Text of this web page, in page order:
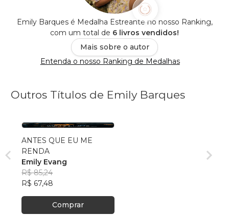
Emily Barques é Medalha Estreante no nosso Ranking,
com um total de 6 livros vendidos!
Mais sobre o autor
Entenda o nosso Ranking de Medalhas
Outros Títulos de Emily Barques
ANTES QUE EU ME
RENDA
Emily Evang
R$ 85,24
R$ 67,48
Comprar